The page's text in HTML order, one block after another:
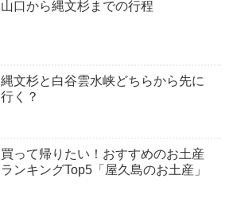
山口から縄文杉までの行程
縄文杉と白谷雲水峡どちらから先に
行く？
買って帰りたい！おすすめのお土産
ランキングTop5「屋久島のお土産」